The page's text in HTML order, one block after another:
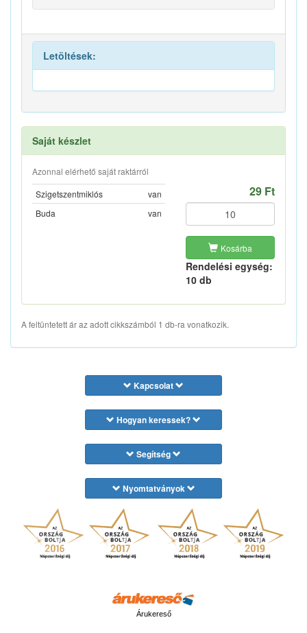
Letöltések:
Saját készlet
Azonnal elérhető saját raktárról
Szigetszentmiklós
van
Buda
van
29 Ft
Kosárba
Rendelési egység:
10 db
A feltüntetett ár az adott cikkszámból 1 db-ra vonatkozik.
Kapcsolat
Hogyan keressek?
Segítség
Nyomtatványok
Árukereső